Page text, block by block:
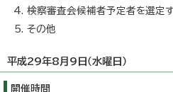
検察審査会候補者予定者を選定
その他
平成29年8月9日（水曜日）
開催時間